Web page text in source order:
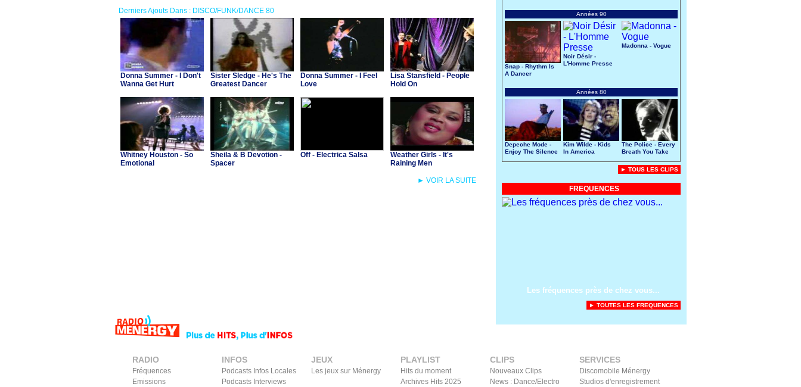
Derniers Ajouts Dans : DISCO/FUNK/DANCE 80
Donna Summer - I Don't
Wanna Get Hurt
Sister Sledge - He's The
Greatest Dancer
Donna Summer - I Feel
Love
Lisa Stansfield - People
Hold On
Whitney Houston - So
Emotional
Sheila & B Devotion -
Spacer
Off - Electrica Salsa
Weather Girls - It's
Raining Men
► VOIR LA SUITE
Années 90
Snap - Rhythm Is
A Dancer
Noir Désir -
L'Homme Presse
Madonna - Vogue
Années 80
Depeche Mode -
Enjoy The Silence
Kim Wilde - Kids
In America
The Police - Every
Breath You Take
► TOUS LES CLIPS
FREQUENCES
Les fréquences près de chez vous...
► TOUTES LES FREQUENCES
RADIO
Fréquences
Emissions
INFOS
Podcasts Infos Locales
Podcasts Interviews
JEUX
Les jeux sur Ménergy
PLAYLIST
Hits du moment
Archives Hits 2025
CLIPS
Nouveaux Clips
News : Dance/Electro
SERVICES
Discomobile Ménergy
Studios d'enregistrement